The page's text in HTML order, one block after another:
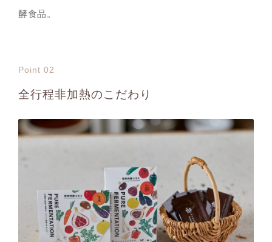
酵食品。
Point 02
全行程非加熱のこだわり